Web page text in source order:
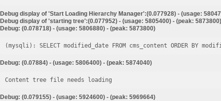
Debug display of 'Start Loading Hierarchy Manager':(0.077928) - (usage:
Debug display of 'starting tree':(0.077952) - (usage: 5805400) - (peak: 5873800)
Debug: (0.078718) - (usage: 5806880) - (peak: 5873800)
Debug: (0.07884) - (usage: 5806400) - (peak: 5874040)
Content tree file needs loading
Debug: (0.079155) - (usage: 5924600) - (peak: 5969664)